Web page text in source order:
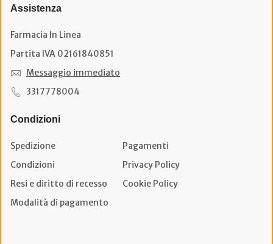
Assistenza
Farmacia In Linea
Partita IVA 02161840851
Messaggio immediato
3317778004
Condizioni
Spedizione
Pagamenti
Condizioni
Privacy Policy
Resi e diritto di recesso
Cookie Policy
Modalità di pagamento